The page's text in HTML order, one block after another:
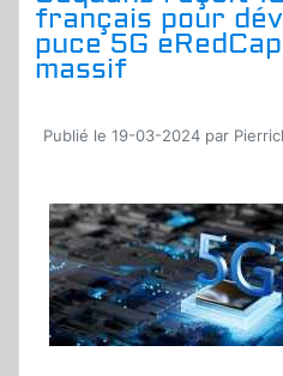
français pour
puce 5G
massif
Publié le 19-03-2024 par